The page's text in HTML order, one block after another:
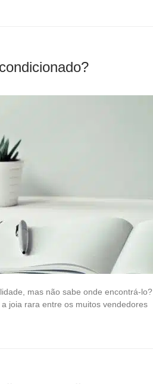
mas não sabe onde encontrá-lo?
joia rara entre os muitos vendedores